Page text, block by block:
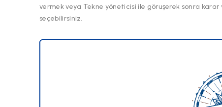
vermek veya Tekne yöneticisi ile göruşerek sonra karar
seçebilirsiniz.